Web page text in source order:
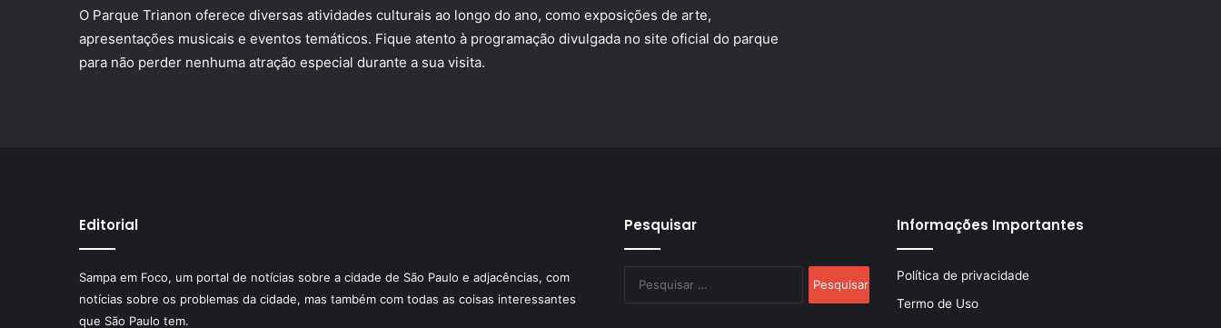
O Parque Trianon oferece diversas atividades culturais ao longo do ano, como exposições de arte,
apresentações musicais e eventos temáticos. Fique atento à programação divulgada no site oficial do parque
para não perder nenhuma atração especial durante a sua visita.
Editorial
Sampa em Foco, um portal de notícias sobre a cidade de São Paulo e adjacências, com
notícias sobre os problemas da cidade, mas também com todas as coisas interessantes
que São Paulo tem.
Pesquisar
por:
Informações Importantes
Política de privacidade
Termo de Uso